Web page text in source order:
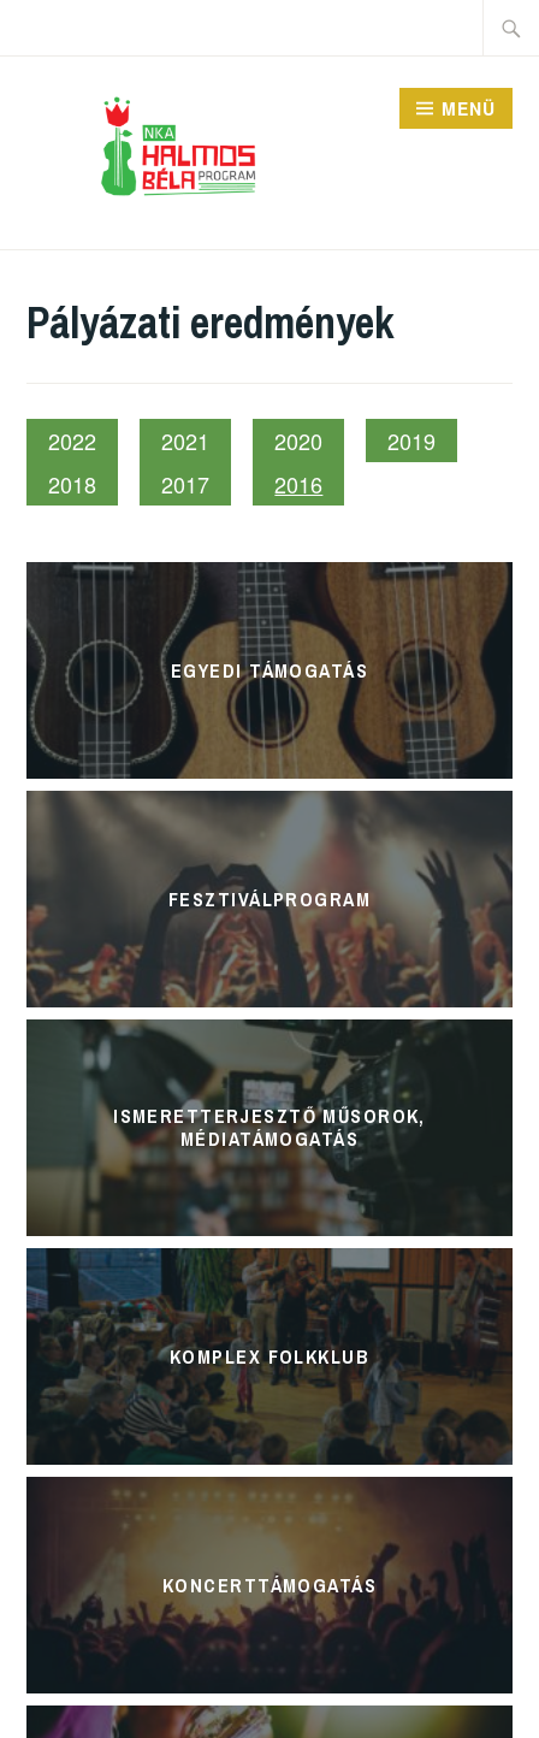
PROGRAM
MENÜ
Pályázati eredmények
2022 2021 2020
2019
2018
2017 2016
EGYEDI TÁMOGATÁS
FESZTIVÁLPROGRAM
ISMERETTERJESZTŐ MŰSOROK,
MÉDIATÁMOGATÁS
KOMPLEX FOLKKLUB
KONCERTTÁMOGATÁS